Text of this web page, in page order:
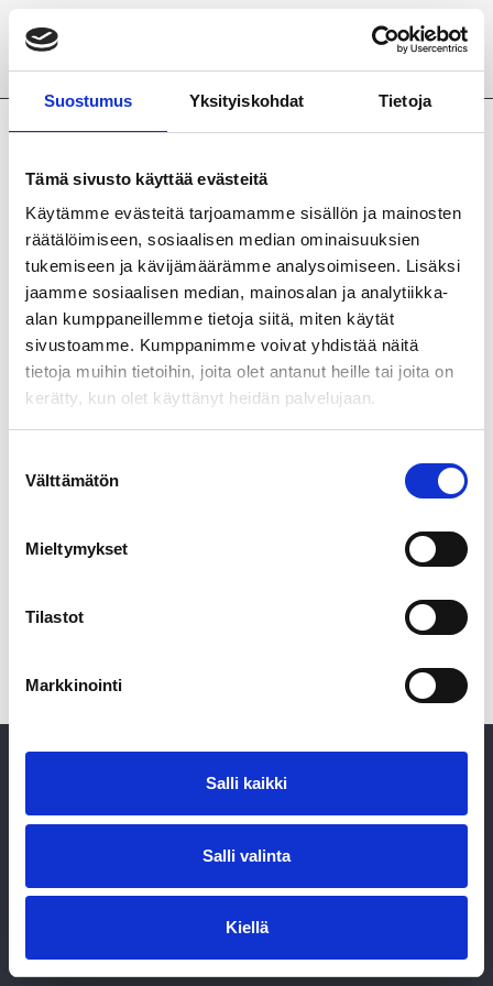
Suostumus Yksityiskohdat Tietoja
Tämä sivusto käyttää evästeitä
Käytämme evästeitä tarjoamamme sisällön ja mainosten
räätälöimiseen, sosiaalisen median ominaisuuksien
tukemiseen ja kävijämäärämme analysoimiseen. Lisäksi
jaamme sosiaalisen median, mainosalan ja analytiikka-
alan kumppaneillemme tietoja siitä, miten käytät
sivustoamme. Kumppanimme voivat yhdistää näitä
tietoja muihin tietoihin, joita olet antanut heille tai joita on
kerätty, kun olet käyttänyt heidän palvelujaan.
valinta
Välttämätön
Mieltymykset
Tilastot
Markkinointi
Salli kaikki
Salli valinta
Kiellä
mia te
Saari Partners Oy | Puistokatu 11 Aa 2 | 3461919-4 |
Tietosuojakäytäntö